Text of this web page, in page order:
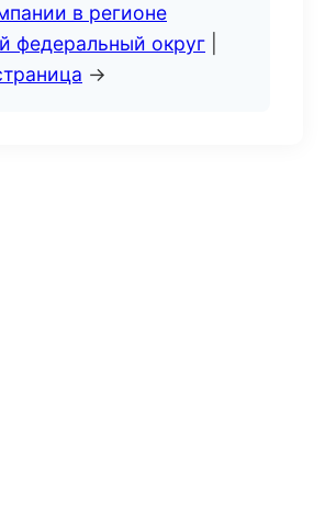
в регионе
федеральный округ
→